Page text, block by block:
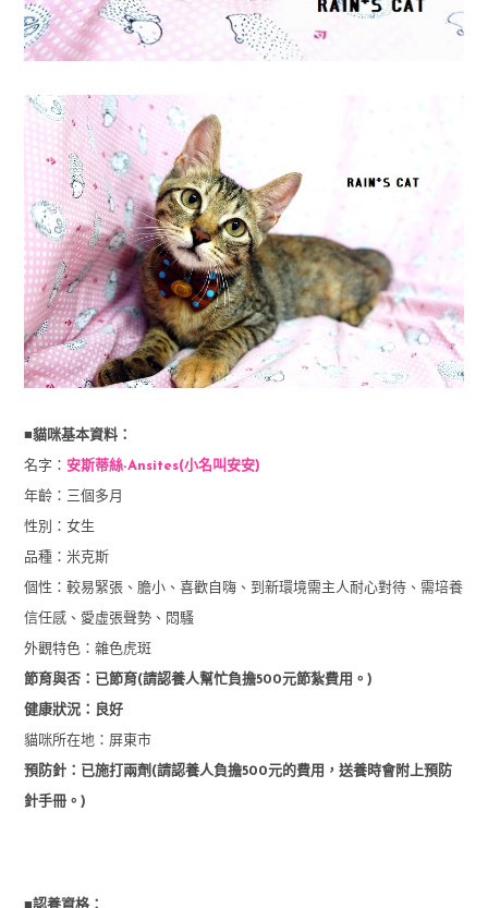
■貓咪基本資料：
名字： 安斯蒂絲-Ansites(小名叫安安)
年齡：三個多月
性別：女生
品種：米克斯
個性：較易緊張、膽小、喜歡自嗨、到新環境需主人耐心對待、需培養
信任感、愛虛張聲勢、悶騷
外觀特色：雜色虎斑
節育與否：已節育(請認養人幫忙負擔500元節紮費用。)
健康狀況：良好
貓咪所在地：屏東市
預防針：已施打兩劑(請認養人負擔500元的費用，送養時會附上預防
針手冊。)